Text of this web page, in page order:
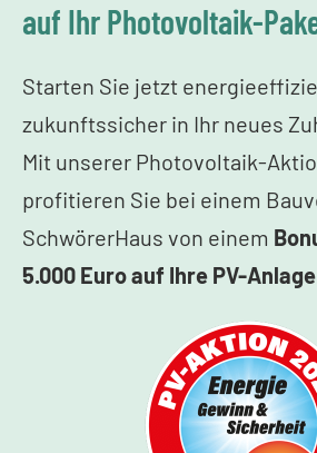
auf Ihr Photovoltaik-
Starten Sie jetzt
zukunftssicher in Ihr neues
Mit unserer Photovoltaik-
profitieren Sie bei einem
SchwörerHaus von einem
5.000 Euro auf Ihre PV-Anlage